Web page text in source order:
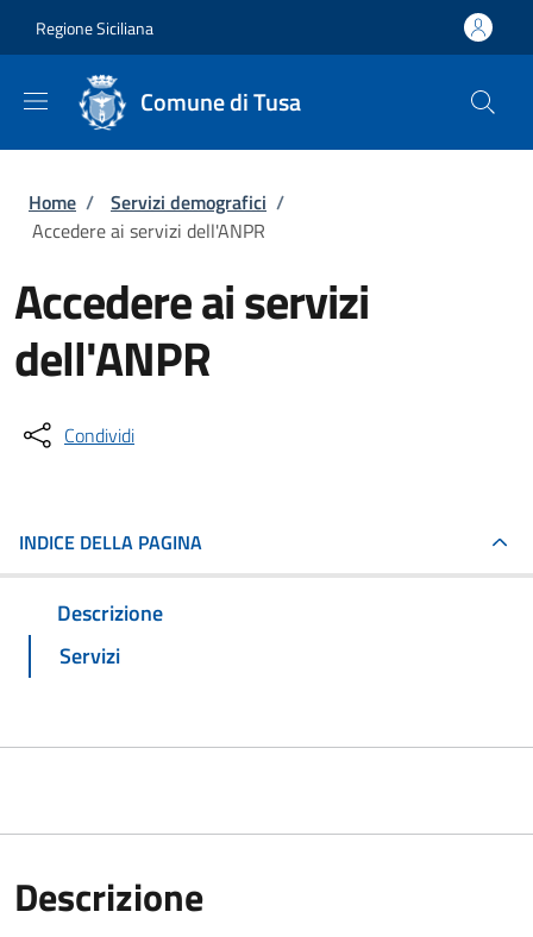
Regione Siciliana
Comune di Tusa
Briciole di pane
Home / Servizi demografici /
Accedere ai servizi dell'ANPR
Accedere ai servizi
dell'ANPR
Condividi
INDICE DELLA PAGINA
Descrizione
Servizi
Descrizione